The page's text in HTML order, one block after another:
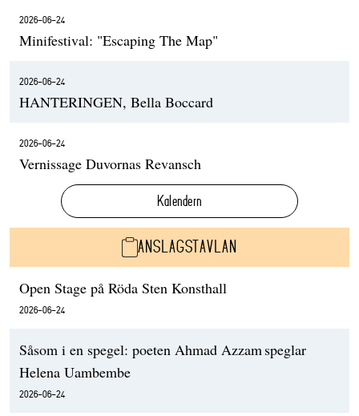
2026-06-24
Minifestival: "Escaping The Map"
2026-06-24
HANTERINGEN, Bella Boccard
2026-06-24
Vernissage Duvornas Revansch
Kalendern
ANSLAGSTAVLAN
Open Stage på Röda Sten Konsthall
2026-06-24
Såsom i en spegel: poeten Ahmad Azzam speglar
Helena Uambembe
2026-06-24